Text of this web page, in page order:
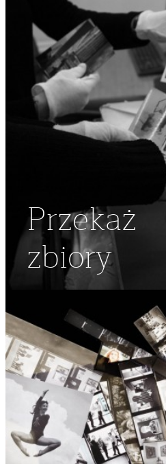
Przekaż
zbiory